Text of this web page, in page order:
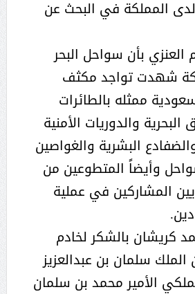
لدى المملكة في البحث عن
بأن سواحل البحر
شهدت تواجد مكثف
ممثله بالطائرات
البحرية والدوريات الأمنية
البشرية والغواصين
وأيضاً المتطوعين من
المشاركين في عملية
كريشان بالشكر لخادم
الملك سلمان بن عبدالعزيز
الأمير محمد بن سلمان